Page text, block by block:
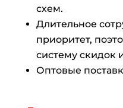
схем.
Длительное
приоритет,
систему скидок
Оптовые